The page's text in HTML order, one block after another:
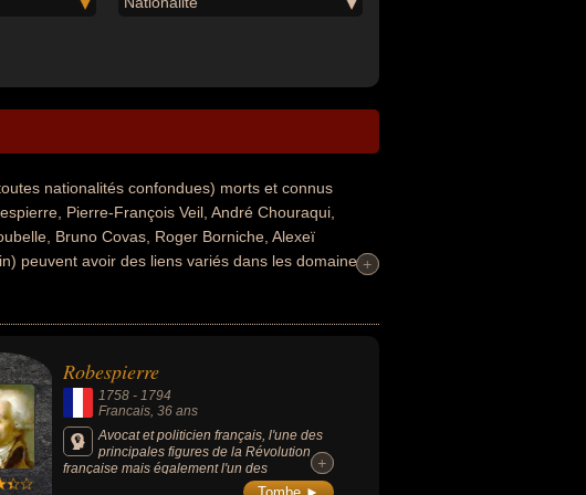
nationalités confondues) morts et connus
Pierre-François Veil, André Chouraqui,
Bruno Covas, Roger Borniche, Alexeï
peuvent avoir des liens variés dans les domaines
avoir été chef de la police, fonctionnaire, haut
d'agression, victime de meurtre, diplomate,
ou prisonnier. En ce qui concerne leurs
américain, italien, brésilien ou russe par exemple.
+
+
Robespierre
1758 -1794
Francais, 36 ans
Avocat et politicien français, l'une des
principales figures de la Révolution
française mais également l'un des
personnages les plus controversés de cette
+
+